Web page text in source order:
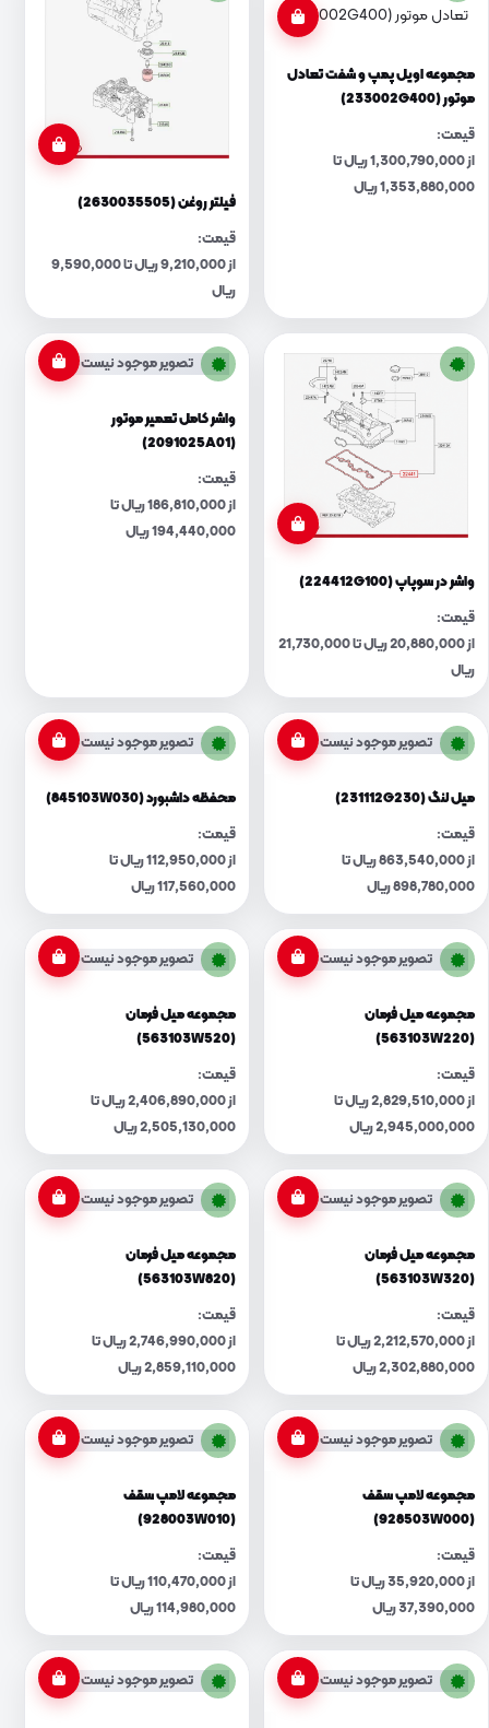
مجموعه اویل پمپ و شفت تعادل
موتور (233002G400)
قیمت:
از 1,300,790,000 ریال تا
1,353,880,000 ریال
فیلتر روغن (2630035505)
قیمت:
از 9,210,000 ریال تا 9,590,000
ریال
واشر در سوپاپ (224412G100)
قیمت:
از 20,880,000 ریال تا 21,730,000
ریال
تصویر موجود نیست
واشر کامل تعمیر موتور
(2091025A01)
قیمت:
از 186,810,000 ریال تا
194,440,000 ریال
تصویر موجود نیست
میل لنگ (231112G230)
قیمت:
از 863,540,000 ریال تا
898,780,000 ریال
تصویر موجود نیست
محفظه داشبورد (845103W030)
قیمت:
از 112,950,000 ریال تا
117,560,000 ریال
تصویر موجود نیست
مجموعه میل فرمان
(563103W220)
قیمت:
از 2,829,510,000 ریال تا
2,945,000,000 ریال
تصویر موجود نیست
مجموعه میل فرمان
(563103W520)
قیمت:
از 2,406,890,000 ریال تا
2,505,130,000 ریال
تصویر موجود نیست
مجموعه میل فرمان
(563103W320)
قیمت:
از 2,212,570,000 ریال تا
2,302,880,000 ریال
تصویر موجود نیست
مجموعه میل فرمان
(563103W820)
قیمت:
از 2,746,990,000 ریال تا
2,859,110,000 ریال
تصویر موجود نیست
مجموعه لامپ سقف
(928503W000)
قیمت:
از 35,920,000 ریال تا
37,390,000 ریال
تصویر موجود نیست
مجموعه لامپ سقف
(928003W010)
قیمت:
از 110,470,000 ریال تا
114,980,000 ریال
تصویر موجود نیست تصویر موجود نیست